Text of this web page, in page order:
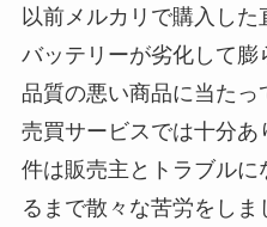
以前メルカリで購入した
バッテリーが劣化して
品質の悪い商品に当た
売買サービスでは十分
件は販売主とトラブル
るまで散々な苦労をし